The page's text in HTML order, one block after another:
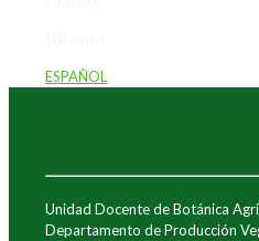
ESPAÑOL
Unidad Docente de Botánica
Departamento de Producción